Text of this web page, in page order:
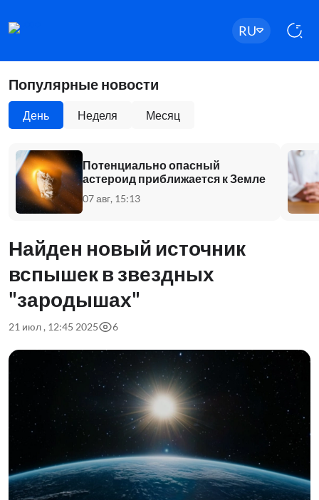
RU
Популярные новости
День Неделя Месяц
Потенциально опасный
астероид приближается к Земле
07 авг, 15:13
Найден новый источник
вспышек в звездных
"зародышах"
21 июл , 12:45 2025 6